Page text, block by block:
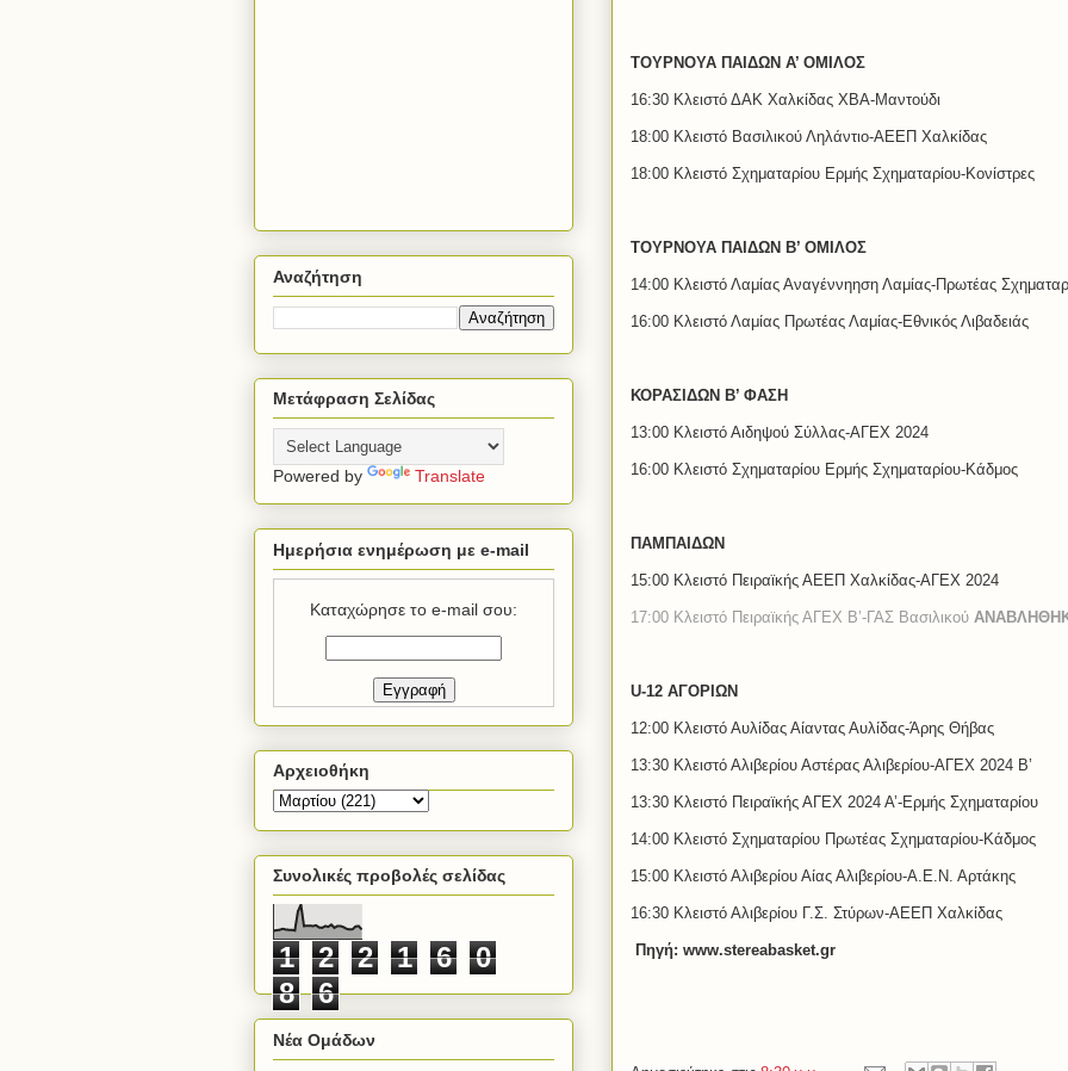
ΤΟΥΡΝΟΥΑ ΠΑΙΔΩΝ Α’ ΟΜΙΛΟΣ
16:30 Κλειστό ΔΑΚ Χαλκίδας ΧΒΑ-Μαντούδι
18:00 Κλειστό Βασιλικού Ληλάντιο-ΑΕΕΠ Χαλκίδας
18:00 Κλειστό Σχηματαρίου Ερμής Σχηματαρίου-Κονίστρες
ΤΟΥΡΝΟΥΑ ΠΑΙΔΩΝ Β’ ΟΜΙΛΟΣ
14:00 Κλειστό Λαμίας Αναγέννηηση Λαμίας-Πρωτέας
16:00 Κλειστό Λαμίας Πρωτέας Λαμίας-Εθνικός Λιβαδειάς
ΚΟΡΑΣΙΔΩΝ Β’ ΦΑΣΗ
13:00 Κλειστό Αιδηψού Σύλλας-ΑΓΕΧ 2024
16:00 Κλειστό Σχηματαρίου Ερμής Σχηματαρίου-Κάδμος
ΠΑΜΠΑΙΔΩΝ
15:00 Κλειστό Πειραϊκής ΑΕΕΠ Χαλκίδας-ΑΓΕΧ 2024
17:00 Κλειστό Πειραϊκής ΑΓΕΧ Β’-ΓΑΣ Βασιλικού
U-12 ΑΓΟΡΙΩΝ
12:00 Κλειστό Αυλίδας Αίαντας Αυλίδας-Άρης Θήβας
13:30 Κλειστό Αλιβερίου Αστέρας Αλιβερίου-ΑΓΕΧ 2024 Β’
13:30 Κλειστό Πειραϊκής ΑΓΕΧ 2024 Α’-Ερμής Σχηματαρίου
14:00 Κλειστό Σχηματαρίου Πρωτέας Σχηματαρίου-Κάδμος
15:00 Κλειστό Αλιβερίου Αίας Αλιβερίου-Α.Ε.Ν. Αρτάκης
16:30 Κλειστό Αλιβερίου Γ.Σ. Στύρων-ΑΕΕΠ Χαλκίδας
Πηγή: www.stereabasket.gr
Αναζήτηση
Μετάφραση Σελίδας
Powered by Translate
Ημερήσια ενημέρωση με e-mail
Καταχώρησε το e-mail σου:
Αρχειοθήκη
Συνολικές προβολές σελίδας
1 2 2 1 6
0
8
6
Νέα Ομάδων